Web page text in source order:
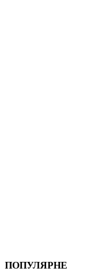
ПОПУЛЯРНЕ